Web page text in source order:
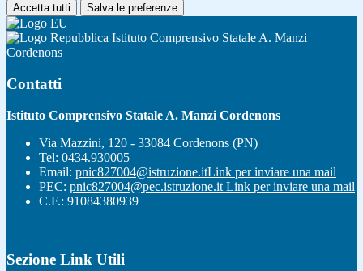
Accetta tutti Salva le preferenze
Istituto Comprensivo Statale A. Manzi
Cordenons
Contatti
Istituto Comprensivo Statale A. Manzi Cordenons
Via Mazzini, 120 - 33084 Cordenons (PN)
Tel: 0434.930005
Email: pnic827004@istruzione.itLink per inviare una mail
PEC: pnic827004@pec.istruzione.it Link per inviare una mail
C.F.: 91084380939
Sezione Link Utili